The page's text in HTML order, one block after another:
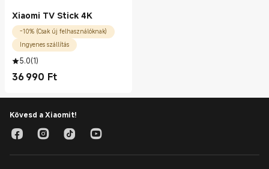
Xiaomi TV Stick 4K
-10% (Csak új felhasználóknak)
Ingyenes szállítás
5.0(1)
36 990 Ft
Current Price Ft36990.00
Kövesd a Xiaomit!